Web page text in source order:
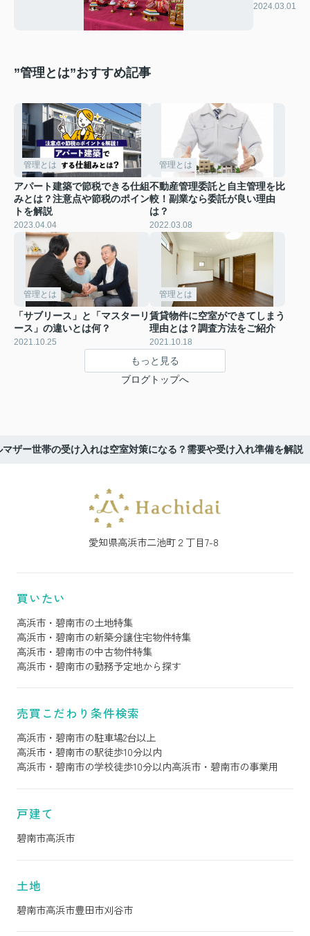
2024.03.01
”管理とは”おすすめ記事
管理とは
アパート建築で節税できる仕組
みとは？注意点や節税のポイン
トを解説
2023.04.04
管理とは
不動産管理委託と自主管理を比
較！副業なら委託が良い理由
は？
2022.03.08
管理とは
「サブリース」と「マスターリ
ース」の違いとは何？
2021.10.25
管理とは
賃貸物件に空室ができてしまう
理由とは？調査方法をご紹介
2021.10.18
もっと見る
ブログトップへ
マザー世帯の受け入れは空室対策になる？需要や受け入れ準備を解説
愛知県高浜市二池町２丁目7-8
買いたい
高浜市・碧南市の土地特集
高浜市・碧南市の新築分譲住宅物件特集
高浜市・碧南市の中古物件特集
高浜市・碧南市の勤務予定地から探す
売買こだわり条件検索
高浜市・碧南市の駐車場2台以上
高浜市・碧南市の駅徒歩10分以内
高浜市・碧南市の学校徒歩10分以内高浜市・碧南市の事業用
戸建て
碧南市高浜市
土地
碧南市高浜市豊田市刈谷市